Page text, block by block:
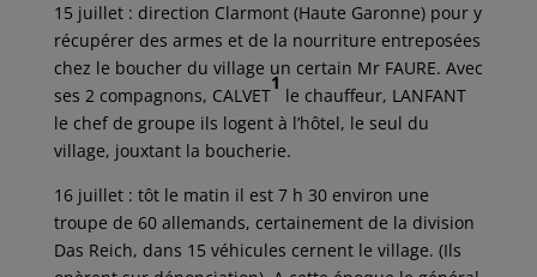
15 juillet : direction Clarmont (Haute Garonne) pour y
récupérer des armes et de la nourriture entreposées
chez le boucher du village un certain Mr FAURE. Avec
ses 2 compagnons, CALVET
1
le chauffeur, LANFANT
le chef de groupe ils logent à l’hôtel, le seul du
village, jouxtant la boucherie.
16 juillet : tôt le matin il est 7 h 30 environ une
troupe de 60 allemands, certainement de la division
Das Reich, dans 15 véhicules cernent le village. (Ils